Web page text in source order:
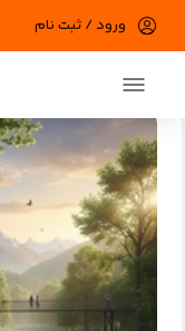
ورود / ثبت نام